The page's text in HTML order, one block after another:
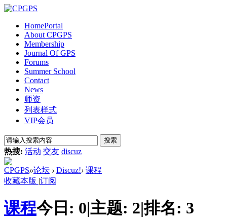
HomePortal
About CPGPS
Membership
Journal Of GPS
Forums
Summer School
Contact
News
师资
列表样式
VIP会员
搜索
热搜: 活动 交友 discuz
CPGPS»论坛 › Discuz!› 课程
收藏本版 |订阅
课程今日: 0|主题: 2|排名: 3